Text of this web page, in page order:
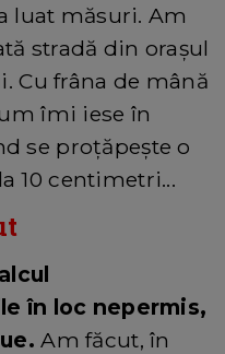
luat măsuri. Am
stradă din orașul
Cu frâna de mână
îmi iese în
se proțăpește o
10 centimetri...
în loc nepermis,
Am făcut, în